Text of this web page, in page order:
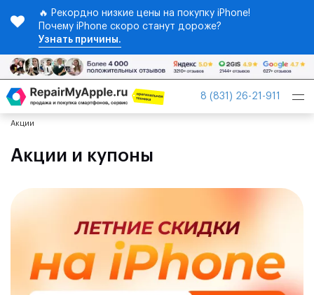
🔥 Рекордно низкие цены на покупку iPhone!
Почему iPhone скоро станут дороже?
Узнать причины.
8 (831) 26-21-911
Акции
Акции и купоны